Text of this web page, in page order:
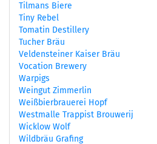
Tilmans Biere
Tiny Rebel
Tomatin Destillery
Tucher Bräu
Veldensteiner Kaiser Bräu
Vocation Brewery
Warpigs
Weingut Zimmerlin
Weißbierbrauerei Hopf
Westmalle Trappist Brouwerij
Wicklow Wolf
Wildbräu Grafing